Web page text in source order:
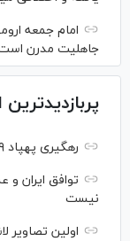
امام جمعه
جاهلیت مدرن است
پربازدیدترین
رهگیری پهپاد MQ۹ بر فراز تنگه هرمز
توافق ایران و
نیست